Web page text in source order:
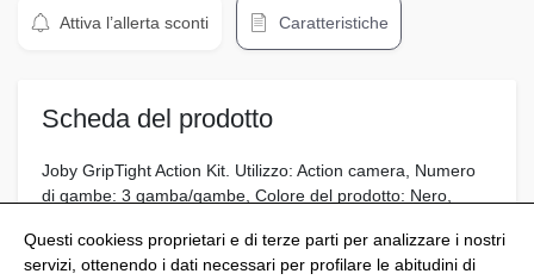
Attiva l’allerta sconti Caratteristiche
Scheda del prodotto
Joby GripTight Action Kit. Utilizzo: Action camera, Numero
di gambe: 3 gamba/gambe, Colore del prodotto: Nero,
Questi cookiess proprietari e di terze parti per analizzare i nostri
servizi, ottenendo i dati necessari per profilare le abitudini di